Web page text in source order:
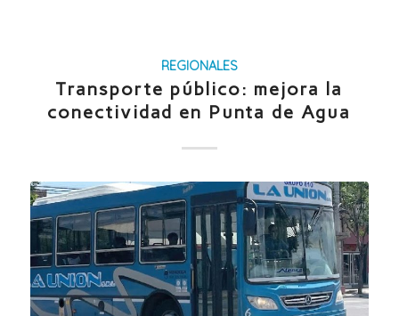
REGIONALES
Transporte público: mejora la
conectividad en Punta de Agua